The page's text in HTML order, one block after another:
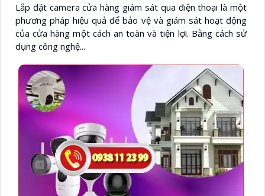
Lắp đặt camera cửa hàng giám sát qua điện thoại là một
phương pháp hiệu quả để bảo vệ và giám sát hoạt động
của cửa hàng một cách an toàn và tiện lợi. Bằng cách sử
dụng công nghệ...